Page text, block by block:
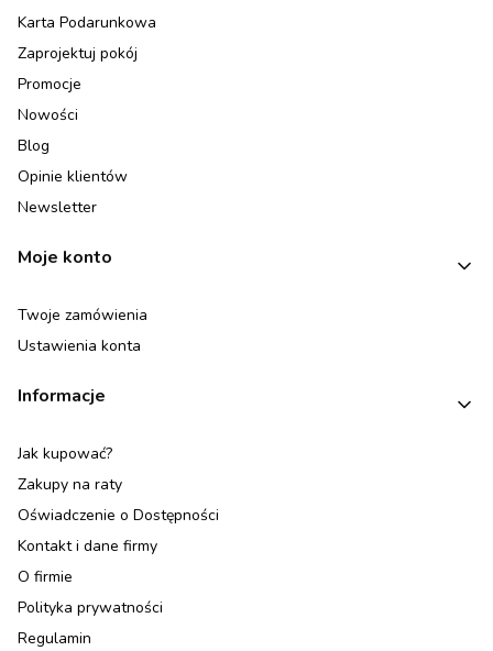
Karta Podarunkowa
Zaprojektuj pokój
Promocje
Nowości
Blog
Opinie klientów
Newsletter
Moje konto
Twoje zamówienia
Ustawienia konta
Informacje
Jak kupować?
Zakupy na raty
Oświadczenie o Dostępności
Kontakt i dane firmy
O firmie
Polityka prywatności
Regulamin